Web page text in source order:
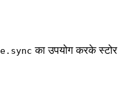
का उपयोग करके स्टोर